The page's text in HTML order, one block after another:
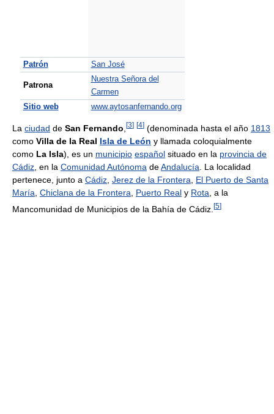
Patrón San José
Patrona
Nuestra Señora del
Carmen
Sitio web
www.aytosanfernando.org
La ciudad de San Fernando [3] [4] (denominada hasta el año 1813
como Villa de la Real Isla de León y llamada coloquialmente
como La Isla), es un municipio español situado en la provincia de
Cádiz , en la Comunidad Autónoma deAndalucía . La localidad
pertenece, junto a Cádiz Jerez de la Frontera
El Puerto de Santa
María Chiclana de la Frontera Puerto Real y Rota , a la
Mancomunidad de Municipios de la Bahía de Cádiz. [5]